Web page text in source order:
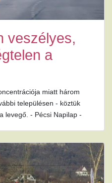
veszélyes,
a
miatt három
településen - köztük
levegő. - Pécsi Napilap -